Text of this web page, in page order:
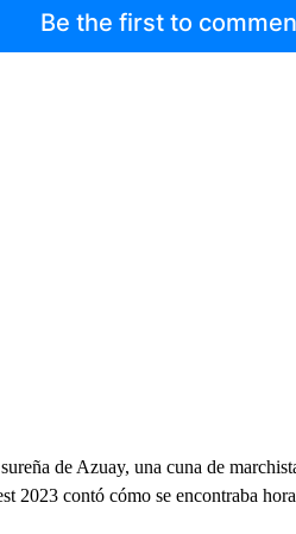
Be the first to
de Azuay, una cuna de
2023 contó cómo se encontraba